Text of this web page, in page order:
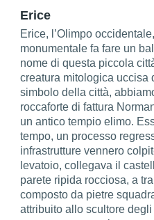
Erice
Erice, l’Olimpo
monumentale fa fare un
nome di questa piccola
creatura mitologica uccisa
simbolo della città,
roccaforte di fattura
un antico tempio elimo.
tempo, un processo
infrastrutture vennero
levatoio, collegava il
parete ripida rocciosa, a
composto da pietre
attribuito allo scultore